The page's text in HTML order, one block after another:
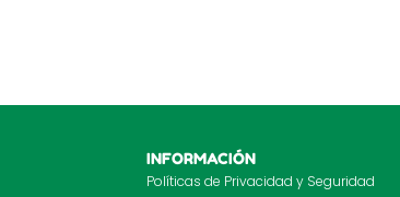
INFORMACIÓN
Políticas de Privacidad y Seguridad